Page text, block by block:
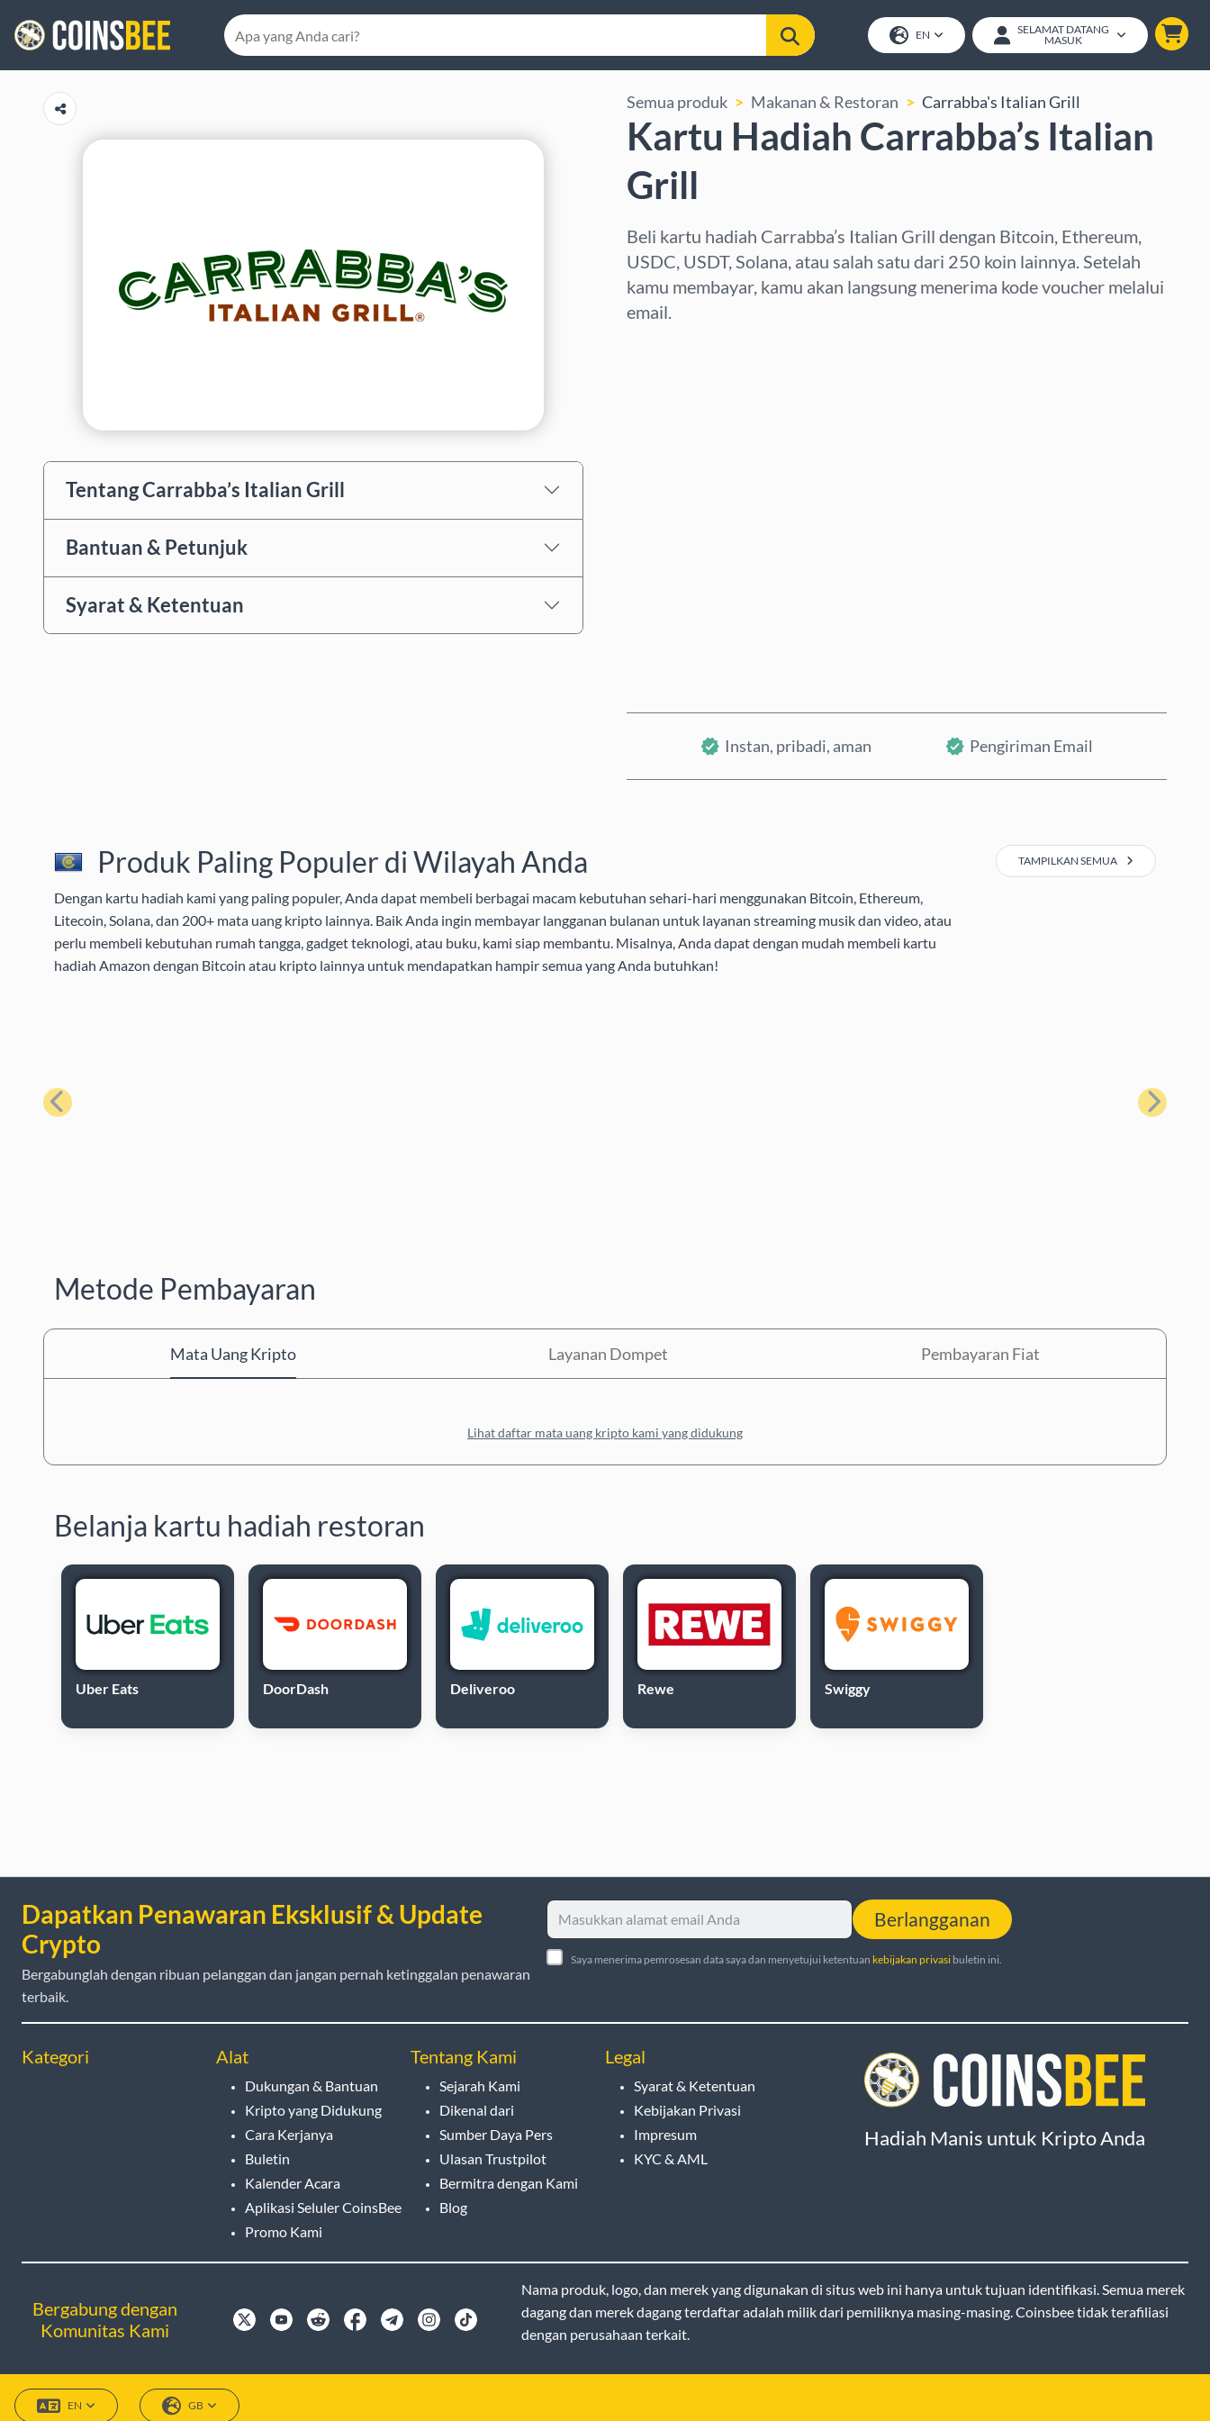
EN
SELAMAT DATANG
MASUK
Tentang Carrabba’s Italian Grill
Bantuan & Petunjuk
Syarat & Ketentuan
Semua produk Makanan & Restoran Carrabba's Italian Grill
Kartu Hadiah Carrabba’s Italian
Grill
Beli kartu hadiah Carrabba’s Italian Grill dengan Bitcoin, Ethereum,
USDC, USDT, Solana, atau salah satu dari 250 koin lainnya. Setelah
kamu membayar, kamu akan langsung menerima kode voucher melalui
email.
Instan, pribadi, aman Pengiriman Email
Produk Paling Populer di Wilayah Anda
Dengan kartu hadiah kami yang paling populer, Anda dapat membeli berbagai macam kebutuhan sehari-hari menggunakan Bitcoin, Ethereum,
Litecoin, Solana, dan 200+ mata uang kripto lainnya. Baik Anda ingin membayar langganan bulanan untuk layanan streaming musik dan video, atau
perlu membeli kebutuhan rumah tangga, gadget teknologi, atau buku, kami siap membantu. Misalnya, Anda dapat dengan mudah membeli kartu
hadiah Amazon dengan Bitcoin atau kripto lainnya untuk mendapatkan hampir semua yang Anda butuhkan!
TAMPILKAN SEMUA
Sebelumnya Berikutnya
Metode Pembayaran
Mata Uang Kripto Layanan Dompet Pembayaran Fiat
Lihat daftar mata uang kripto kami yang didukung
Belanja kartu hadiah restoran
Uber Eats DoorDash Deliveroo Rewe Swiggy
Dapatkan Penawaran Eksklusif & Update
Crypto
Bergabunglah dengan ribuan pelanggan dan jangan pernah ketinggalan penawaran
terbaik.
Berlangganan
Saya menerima pemrosesan data saya dan menyetujui ketentuan kebijakan privasibuletin ini.
Kategori Alat
Dukungan & Bantuan
Kripto yang Didukung
Cara Kerjanya
Buletin
Kalender Acara
Aplikasi Seluler CoinsBee
Promo Kami
Tentang Kami
Sejarah Kami
Dikenal dari
Sumber Daya Pers
Ulasan Trustpilot
Bermitra dengan Kami
Blog
Legal
Syarat & Ketentuan
Kebijakan Privasi
Impresum
KYC & AML
Hadiah Manis untuk Kripto Anda
Bergabung dengan
Komunitas Kami
Nama produk, logo, dan merek yang digunakan di situs web ini hanya untuk tujuan identifikasi. Semua merek
dagang dan merek dagang terdaftar adalah milik dari pemiliknya masing-masing. Coinsbee tidak terafiliasi
dengan perusahaan terkait.
EN GB